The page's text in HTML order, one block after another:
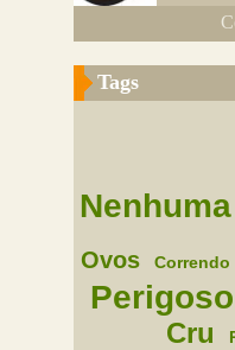
Tags
Nenhuma
Ovos Correndo
Perigoso
Cru